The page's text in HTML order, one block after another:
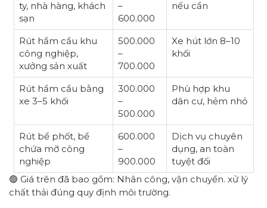
ty, nhà hàng, khách
sạn
–
600.000
nếu cần
Rút hầm cầu khu
công nghiệp,
xưởng sản xuất
500.000
–
700.000
Xe hút lớn 8–10
khối
Rút hầm cầu bằng
xe 3–5 khối
300.000
–
500.000
Phù hợp khu
dân cư, hẻm nhỏ
Rút bể phốt, bể
chứa mỡ công
nghiệp
600.000
–
900.000
Dịch vụ chuyên
dụng, an toàn
tuyệt đối
🟢 Giá trên đã bao gồm: Nhân công, vận chuyển. xử lý
chất thải đúng quy định môi trường.